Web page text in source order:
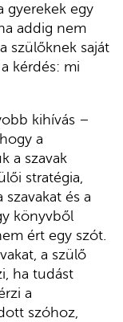
gyerekek egy
addig nem
szülőknek saját
kérdés: mi
kihívás –
a
a szavak
stratégia,
és a
könyvből
ért egy szót.
a szülő
ha tudást
a
szóhoz,